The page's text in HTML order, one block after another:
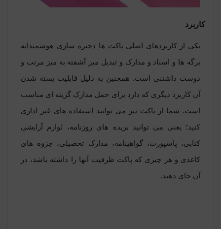
کاربرد
یکی از کاربردهای اصلی پاکت ها ذخیره سازی هوشمندانه
برگه ها و اسناد و مدارک و تبدیل میز آشفته به میز مرتب و
دوست داشتنی است. همچنین به دلیل قابلیت بسته شدن
آن کاربرد دیگری که دارد برای حمل مدارک گزینه ای مناسب
است. شما از پاکت نیز می توانید استفاده های غیر اداری
کنید؛ یعنی می توانید بریده های روزنامه، لوازم آرایشی
کتابی، پاسپورت، گواهینامه، مدارک تحصیلی، جزوه های
کاغذی و هر چیزی که پاکت ظرفیت آنها را داشته باشد، در
آن جای دهید.